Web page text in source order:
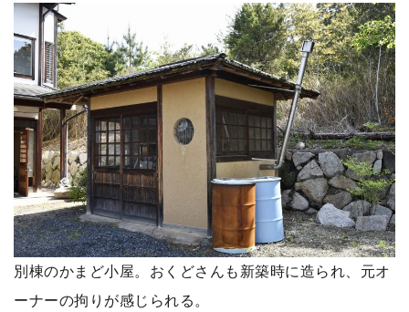
別棟のかまど小屋。おくどさんも新築時に造られ、元オ
ーナーの拘りが感じられる。